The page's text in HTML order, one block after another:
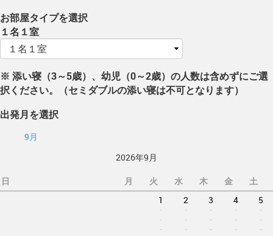
お部屋タイプを選択
１名１室
※ 添い寝（3～5歳）、幼児（0～2歳）の人数は含めずにご選
択ください。（セミダブルの添い寝は不可となります）
出発月を選択
9月
2026年9月
日 月 火 水 木 金
土
1
-
-
-
2
-
-
-
3
-
-
-
4
-
-
-
5
-
-
-